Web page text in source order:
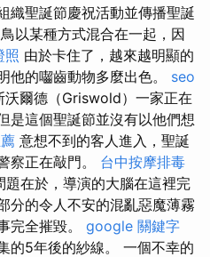
織聖誕節慶祝活動並傳播聖誕
以某種方式混合在一起，因
照 由於卡住了，越來越明顯的
他的囓齒動物多麼出色。 seo
沃爾德（Griswold）一家正在
是這個聖誕節並沒有以他們想
意想不到的客人進入，聖誕
察正在敲門。 台中按摩排毒
在於，導演的大腦在這裡完
分的令人不安的混亂惡魔薄霧
完全摧毀。 google 關鍵字
的5年後的紗線。 一個不幸的